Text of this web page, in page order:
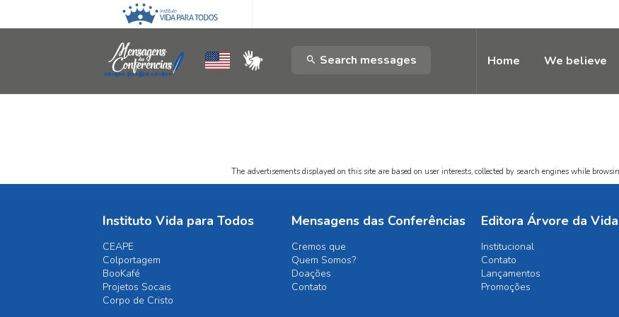
Search messages Home We believe
The advertisements displayed on this site are based on user interests, collected by search engines while
Instituto Vida para Todos
CEAPE
Colportagem
BooKafé
Projetos Socais
Corpo de Cristo
Mensagens das Conferências
Cremos que
Quem Somos?
Doações
Contato
Editora Árvore da Vida
Institucional
Contato
Lançamentos
Promoções